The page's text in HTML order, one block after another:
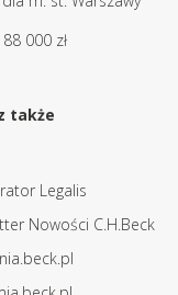
000 zł
także
Legalis
Nowości C.H.Beck